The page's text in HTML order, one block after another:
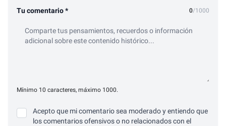
Tu comentario * 0/1000
Mínimo 10 caracteres, máximo 1000.
Acepto que mi comentario sea moderado y entiendo que
los comentarios ofensivos o no relacionados con el